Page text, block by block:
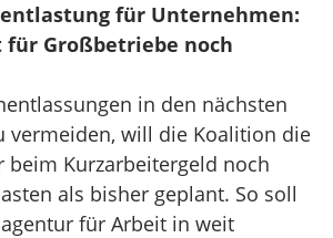
für Unternehmen:
für Großbetriebe noch
in den nächsten
vermeiden, will die Koalition die
beim Kurzarbeitergeld noch
als bisher geplant. So soll
für Arbeit in weit